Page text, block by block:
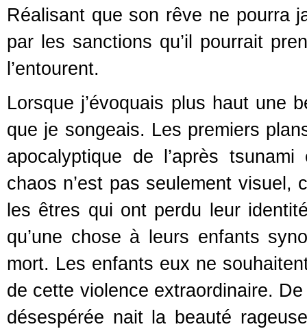
Réalisant que son rêve ne pourra
par les sanctions qu’il pourrait
l’entourent.
Lorsque j’évoquais plus haut une
que je songeais. Les premiers
apocalyptique de l’après
chaos n’est pas seulement visuel,
les êtres qui ont perdu leur
qu’une chose à leurs enfants
mort. Les enfants eux ne
de cette violence extraordinaire.
désespérée nait la beauté